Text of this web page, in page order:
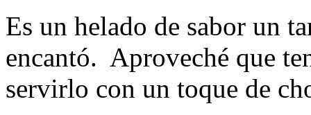
Es un helado de sabor un
encantó. Aproveché que
servirlo con un toque de